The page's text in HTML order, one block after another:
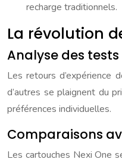
recharge traditionnels.
La révolution
Analyse des
Les retours d’expérience
d’autres se plaignent du
préférences individuelles.
Comparaisons
Les cartouches Nexi One